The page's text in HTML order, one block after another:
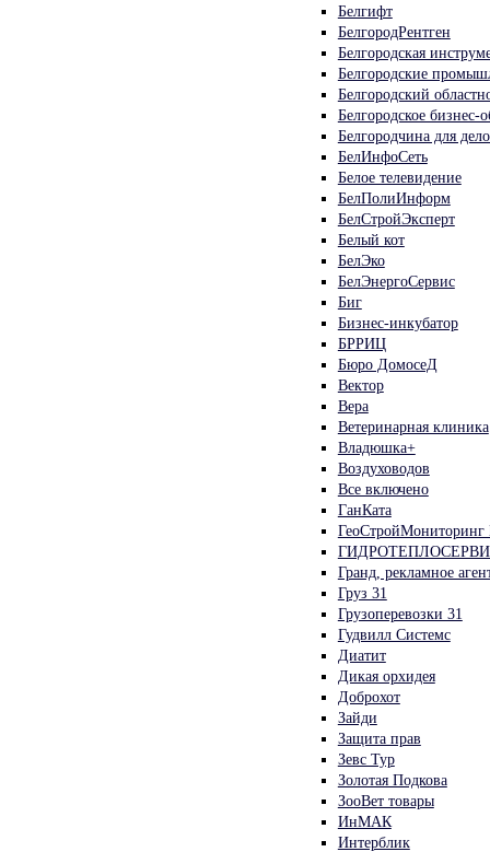
Белгифт
БелгородРентген
Белгородская
Белгородские
Белгородский
Белгородское бизнес-
Белгородчина для
БелИнфоСеть
Белое телевидение
БелПолиИнформ
БелСтройЭксперт
Белый кот
БелЭко
БелЭнергоСервис
Биг
Бизнес-инкубатор
БРРИЦ
Бюро ДомосеД
Вектор
Вера
Ветеринарная клиника
Владюшка+
Воздуховодов
Все включено
ГанКата
ГеоСтройМониторинг
Гранд, рекламное
Груз 31
Грузоперевозки 31
Гудвилл Системс
Диатит
Дикая орхидея
Доброхот
Зайди
Защита прав
Зевс Тур
Золотая Подкова
ЗооВет товары
ИнМАК
Интерблик